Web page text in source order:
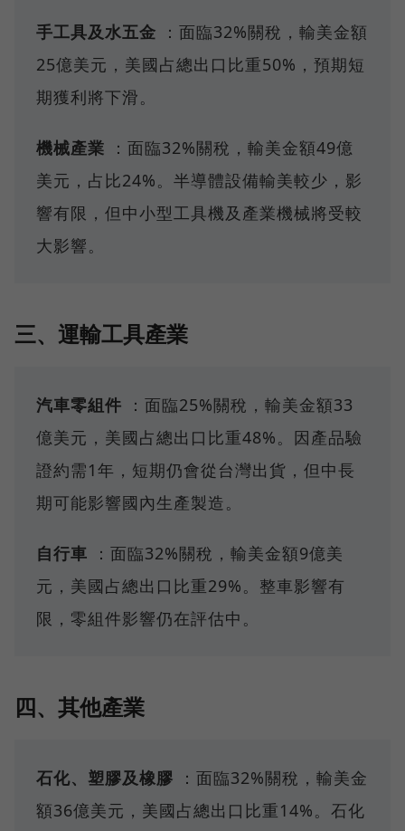
手工具及水五金 ：面臨32%關稅，輸美金額
25億美元，美國占總出口比重50%，預期短
期獲利將下滑。
機械產業 ：面臨32%關稅，輸美金額49億
美元，占比24%。半導體設備輸美較少，影
響有限，但中小型工具機及產業機械將受較
大影響。
三、運輸工具產業
汽車零組件 ：面臨25%關稅，輸美金額33
億美元，美國占總出口比重48%。因產品驗
證約需1年，短期仍會從台灣出貨，但中長
期可能影響國內生產製造。
自行車 ：面臨32%關稅，輸美金額9億美
元，美國占總出口比重29%。整車影響有
限，零組件影響仍在評估中。
四、其他產業
石化、塑膠及橡膠 ：面臨32%關稅，輸美金
額36億美元，美國占總出口比重14%。石化